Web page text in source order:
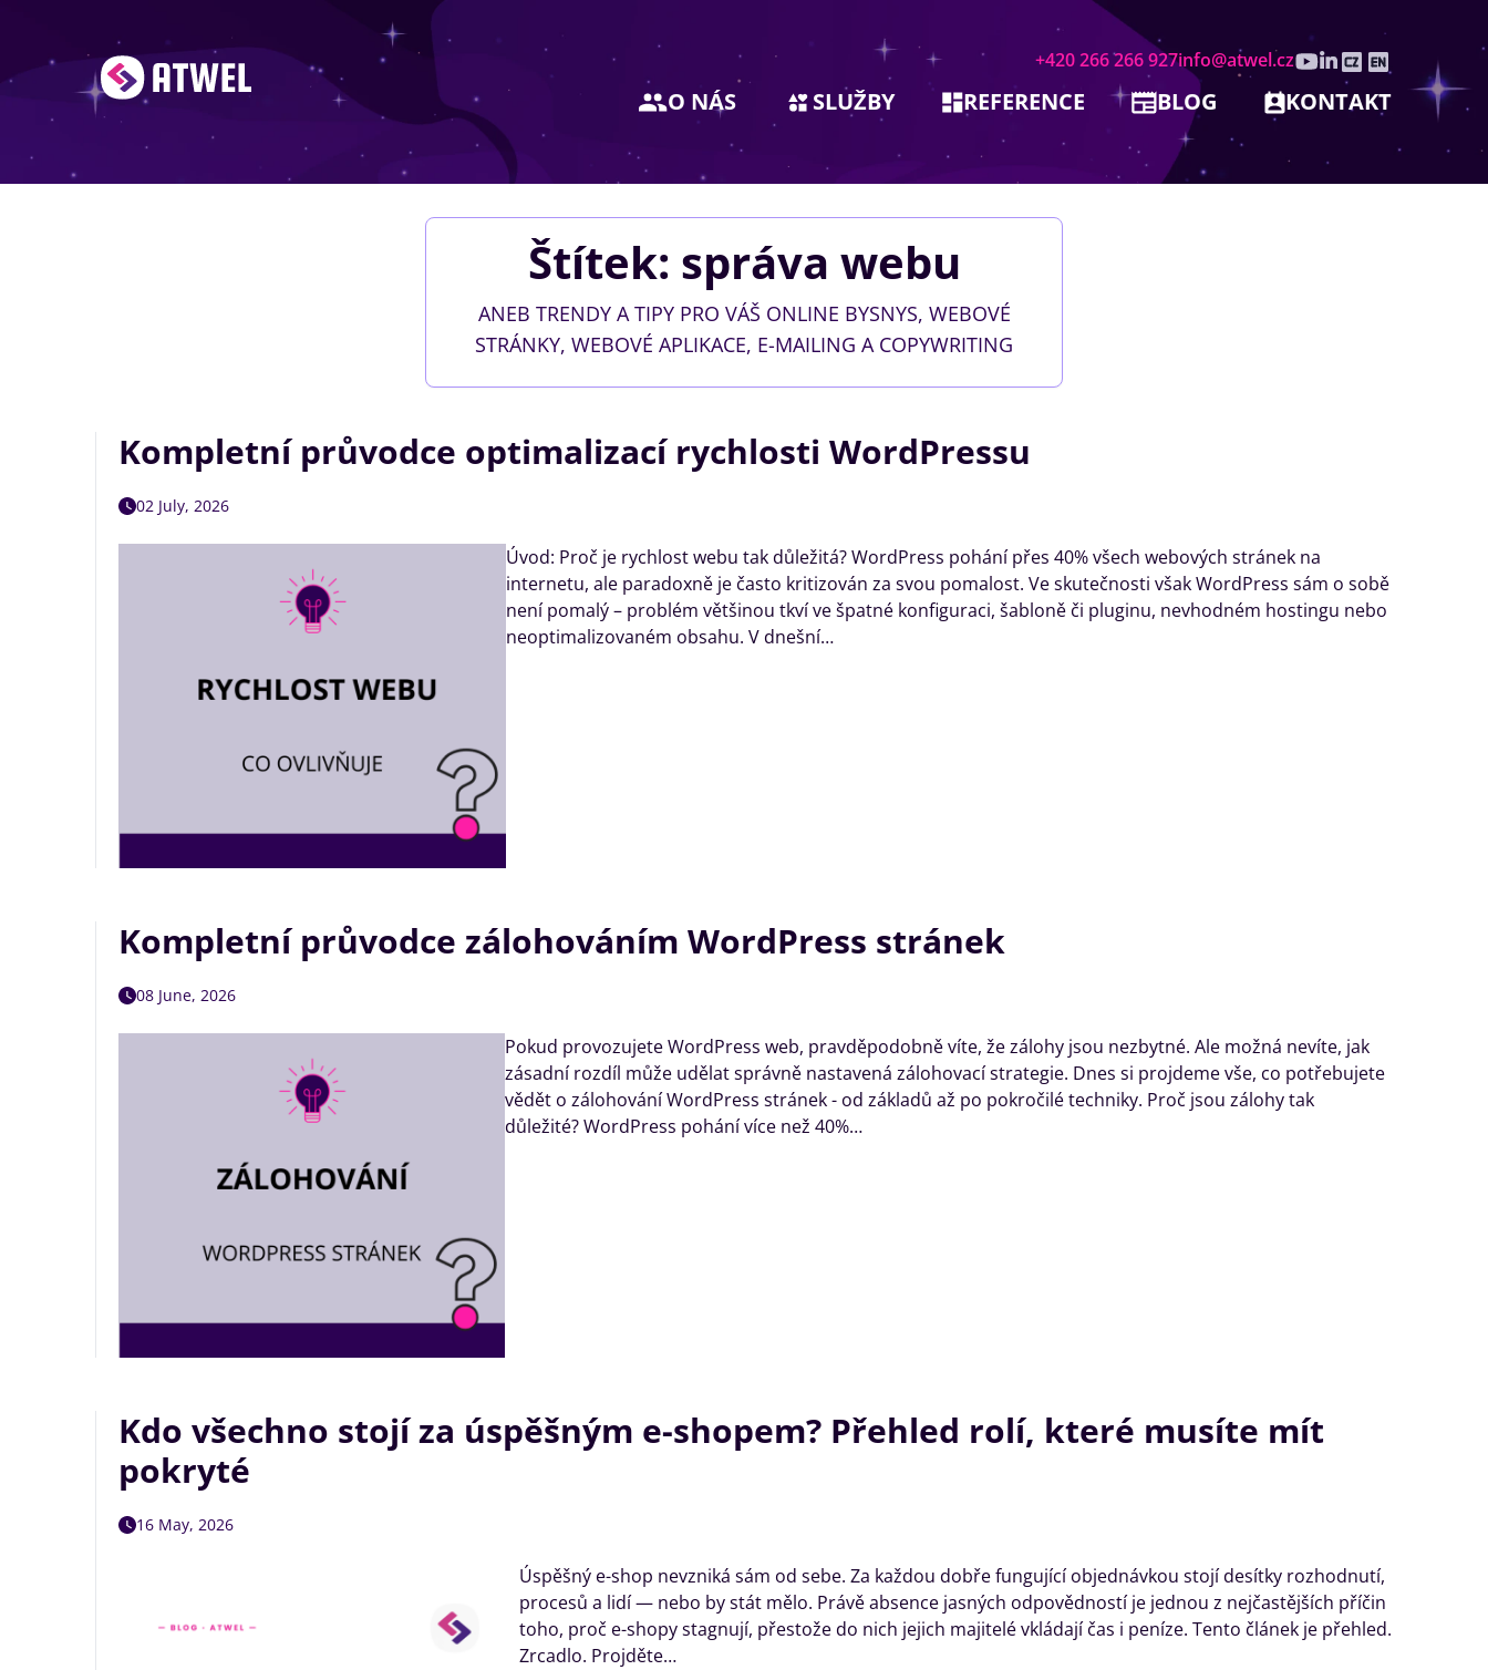
+420 266 266 927info@atwel.cz
O NÁS SLUŽBY REFERENCE BLOG KONTAKT
Štítek: správa webu
ANEB TRENDY A TIPY PRO VÁŠ ONLINE BYSNYS, WEBOVÉ
STRÁNKY, WEBOVÉ APLIKACE, E-MAILING A COPYWRITING
Kompletní průvodce optimalizací rychlosti WordPressu
02 July, 2026
Úvod: Proč je rychlost webu tak důležitá? WordPress pohání přes 40% všech webových stránek na
internetu, ale paradoxně je často kritizován za svou pomalost. Ve skutečnosti však WordPress sám o sobě
není pomalý – problém většinou tkví ve špatné konfiguraci, šabloně či pluginu, nevhodném hostingu nebo
neoptimalizovaném obsahu. V dnešní…
Kompletní průvodce zálohováním WordPress stránek
08 June, 2026
Pokud provozujete WordPress web, pravděpodobně víte, že zálohy jsou nezbytné. Ale možná nevíte, jak
zásadní rozdíl může udělat správně nastavená zálohovací strategie. Dnes si projdeme vše, co potřebujete
vědět o zálohování WordPress stránek - od základů až po pokročilé techniky. Proč jsou zálohy tak
důležité? WordPress pohání více než 40%…
Kdo všechno stojí za úspěšným e-shopem? Přehled rolí, které musíte mít
pokryté
16 May, 2026
Úspěšný e-shop nevzniká sám od sebe. Za každou dobře fungující objednávkou stojí desítky rozhodnutí,
procesů a lidí — nebo by stát mělo. Právě absence jasných odpovědností je jednou z nejčastějších příčin
toho, proč e-shopy stagnují, přestože do nich jejich majitelé vkládají čas i peníze. Tento článek je přehled.
Zrcadlo. Projděte…